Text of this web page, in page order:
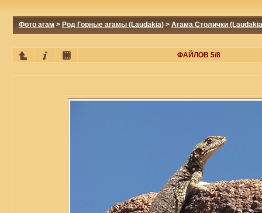
Фото агам > Род Горные агамы (Laudakia) > Агама Столички
ФАЙЛОВ 5/8